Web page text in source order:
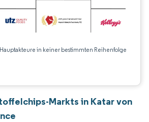
Hauptakteure in keiner bestimmten Reihenfolge
Markts in Katar von